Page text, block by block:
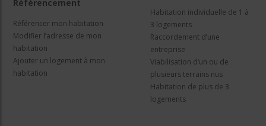
Référencement
Référencer mon habitation
Modifier l’adresse de mon
habitation
Ajouter un logement à mon
habitation
Habitation individuelle de 1 à
3 logements
Raccordement d’une
entreprise
Viabilisation d’un ou de
plusieurs terrains nus
Habitation de plus de 3
logements